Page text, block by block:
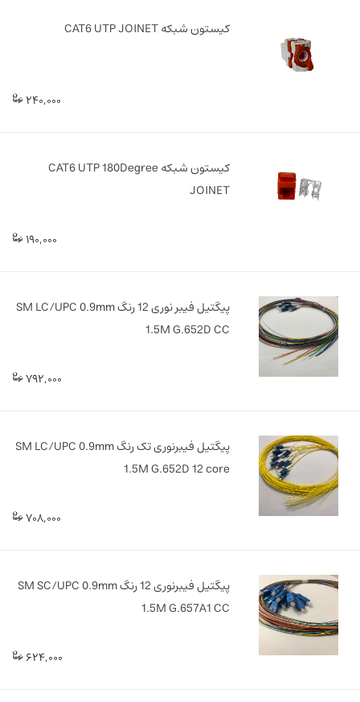
کیستون شبکه CAT6 UTP JOINET
240,000
کیستون شبکه CAT6 UTP 180Degree
JOINET
190,000
پیگتیل فیبر نوری 12 رنگ SM LC/UPC 0.9mm
1.5M G.652D CC
792,000
پیگتیل فیبرنوری تک رنگ SM LC/UPC 0.9mm
1.5M G.652D 12 core
708,000
پیگتیل فیبرنوری 12 رنگ SM SC/UPC 0.9mm
1.5M G.657A1 CC
624,000